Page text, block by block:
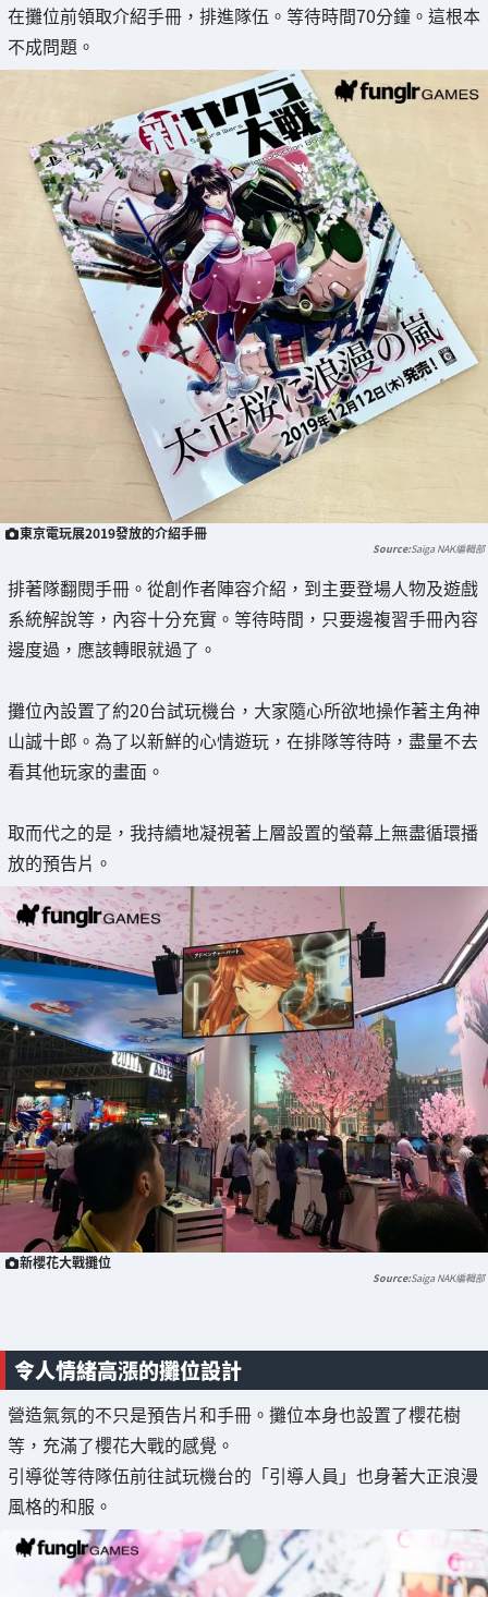
在攤位前領取介紹手冊，排進隊伍。等待時間70分鐘。這根本
不成問題。
東京電玩展2019發放的介紹手冊
Saiga NAK編輯部
排著隊翻閱手冊。從創作者陣容介紹，到主要登場人物及遊戲
系統解說等，內容十分充實。等待時間，只要邊複習手冊內容
邊度過，應該轉眼就過了。
攤位內設置了約20台試玩機台，大家隨心所欲地操作著主角神
山誠十郎。為了以新鮮的心情遊玩，在排隊等待時，盡量不去
看其他玩家的畫面。
取而代之的是，我持續地凝視著上層設置的螢幕上無盡循環播
放的預告片。
新櫻花大戰攤位
Saiga NAK編輯部
令人情緒高漲的攤位設計
營造氣氛的不只是預告片和手冊。攤位本身也設置了櫻花樹
等，充滿了櫻花大戰的感覺。
引導從等待隊伍前往試玩機台的「引導人員」也身著大正浪漫
風格的和服。